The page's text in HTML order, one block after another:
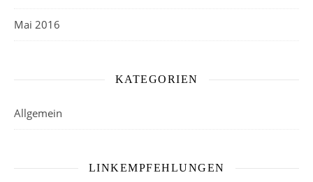
Mai 2016
KATEGORIEN
Allgemein
LINKEMPFEHLUNGEN